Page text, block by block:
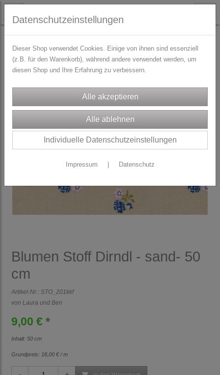
STOFFE Dirndl/Trachtenstoffe
Blumen Stoff Dirndl - sand- 50
cm
Artikel-Nr.: STO_201kkf
von Laura und Ben
9,00 € *
Inhalt: 50 cm
Grundpreis: 18,00 € / m
Datenschutzeinstellungen
Dieser Shop verwendet Cookies. Einige von ihnen sind essenziell
(z.B. für den Warenkorb), während andere verwendet werden, um
diesen Shop und Ihre Erfahrung zu verbessern.
Individuelle Datenschutzeinstellungen
Impressum Datenschutz